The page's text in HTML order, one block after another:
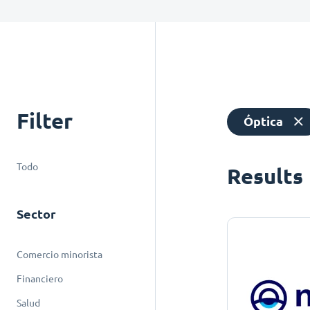
Filter
Todo
Sector
Comercio minorista
Financiero
Salud
Óptica
Results